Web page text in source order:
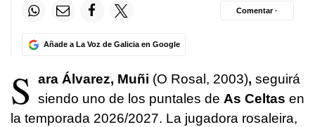
Añade a La Voz de Galicia en Google
Comentar ·
S ara Álvarez, Muñi (O Rosal, 2003), seguirá
siendo uno de los puntales de As Celtas en
la temporada 2026/2027. La jugadora rosaleira,